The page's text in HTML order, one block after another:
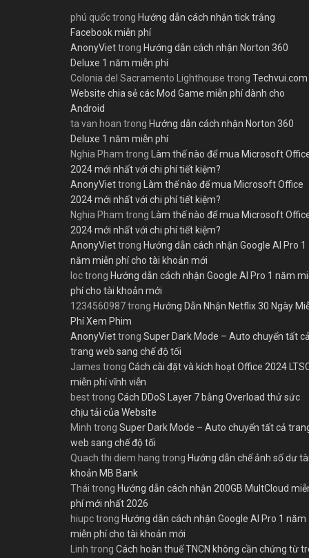
phú quốctrong Hướng dẫn cách nhận tick trắng
Facebook miễn phí
AnonyViettrong Hướng dẫn cách nhận Norton 360
Deluxe 1 năm miễn phí
Colonia del Sacramento Lighthouse trong Techvui.com
Website chia sẻ các Mod Game miễn phí dành cho
Android
ta van hoan trong Hướng dẫn cách nhận Norton 360
Deluxe 1 năm miễn phí
Nghia Pham trong Làm thế nào để mua Microsoft
2024 mới nhất với chi phí tiết kiệm?
AnonyViettrong Làm thế nào để mua Microsoft Office
2024 mới nhất với chi phí tiết kiệm?
Nghia Pham trong Làm thế nào để mua Microsoft
2024 mới nhất với chi phí tiết kiệm?
AnonyViettrong Hướng dẫn cách nhận Google AI Pro 1
năm miễn phí cho tài khoản mới
loctrong Hướng dẫn cách nhận Google AI Pro 1 năm
phí cho tài khoản mới
1234560987trong Hướng Dẫn Nhận Netflix 30 Ngày
Phí Xem Phim
AnonyViettrong Super Dark Mode – Auto chuyển tất cả
trang web sang chế độ tối
James trong Cách cài đặt và kích hoạt Office 2024
miễn phí vĩnh viễn
besttrong Cách DDoS Layer 7 bằng Overload thử sức
chịu tải của Website
Minh trong Super Dark Mode – Auto chuyển tất cả
web sang chế độ tối
Quach thi diem hang trong Hướng dẫn chế ảnh số dư tài
khoản MB Bank
Thái trong Hướng dẫn cách nhận 200GB MultCloud
phí mới nhất 2026
hiupctrong Hướng dẫn cách nhận Google AI Pro 1 năm
miễn phí cho tài khoản mới
Linh trong Cách hoàn thuế TNCN không cần chứng từ